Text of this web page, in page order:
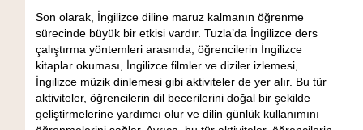
Son olarak, İngilizce diline maruz kalmanın öğrenme
sürecinde büyük bir etkisi vardır. Tuzla’da İngilizce ders
çalıştırma yöntemleri arasında, öğrencilerin İngilizce
kitaplar okuması, İngilizce filmler ve diziler izlemesi,
İngilizce müzik dinlemesi gibi aktiviteler de yer alır. Bu tür
aktiviteler, öğrencilerin dil becerilerini doğal bir şekilde
geliştirmelerine yardımcı olur ve dilin günlük kullanımını